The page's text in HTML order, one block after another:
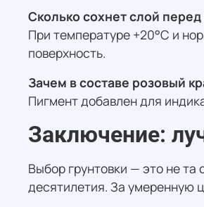
Сколько сохнет слой
При температуре +20°C и
поверхность.
Зачем в составе розовый
Пигмент добавлен для
Заключение:
Выбор грунтовки — это не та
десятилетия. За умеренную